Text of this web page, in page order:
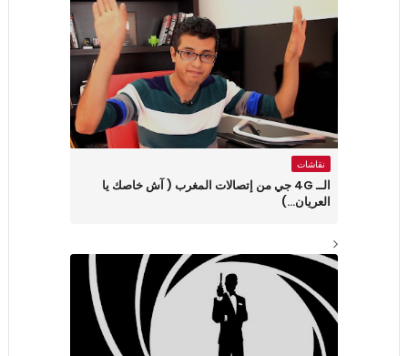
نقاشات
الــ 4G جي من إتصالات المغرب ( آش خاصك يا
العريان...)